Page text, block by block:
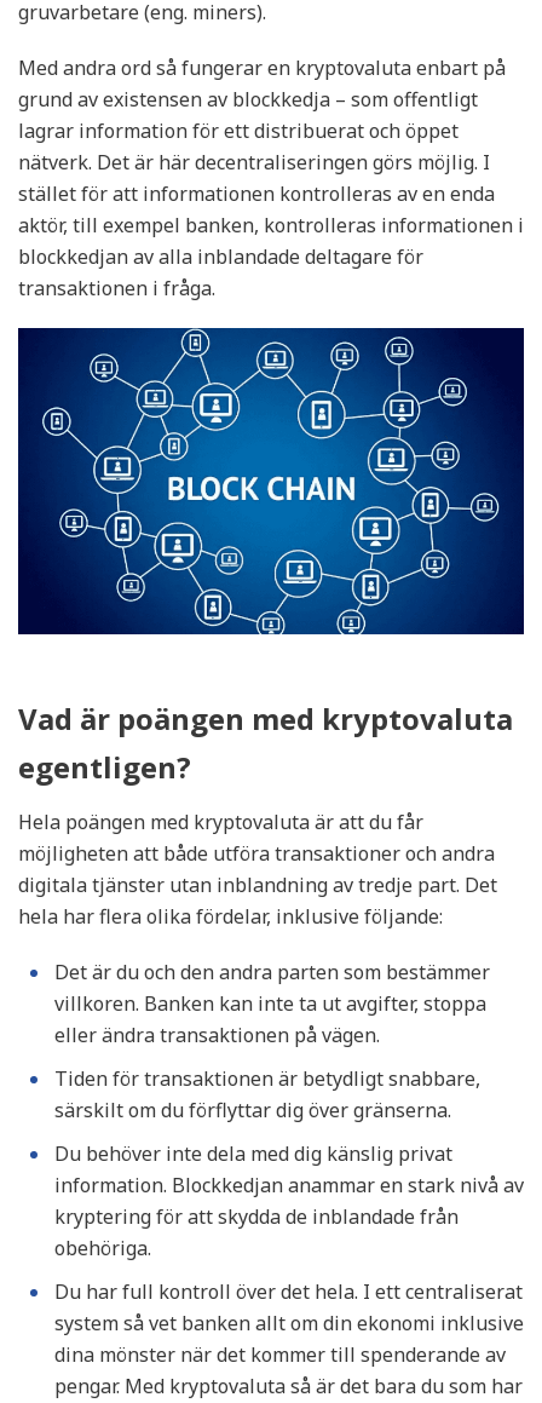
gruvarbetare (eng. miners).
Med andra ord så fungerar en kryptovaluta enbart på
grund av existensen av blockkedja – som offentligt
lagrar information för ett distribuerat och öppet
nätverk. Det är här decentraliseringen görs möjlig. I
stället för att informationen kontrolleras av en enda
aktör, till exempel banken, kontrolleras informationen i
blockkedjan av alla inblandade deltagare för
transaktionen i fråga.
Vad är poängen med kryptovaluta
egentligen?
Hela poängen med kryptovaluta är att du får
möjligheten att både utföra transaktioner och andra
digitala tjänster utan inblandning av tredje part. Det
hela har flera olika fördelar, inklusive följande:
Det är du och den andra parten som bestämmer
villkoren. Banken kan inte ta ut avgifter, stoppa
eller ändra transaktionen på vägen.
Tiden för transaktionen är betydligt snabbare,
särskilt om du förflyttar dig över gränserna.
Du behöver inte dela med dig känslig privat
information. Blockkedjan anammar en stark nivå av
kryptering för att skydda de inblandade från
obehöriga.
Du har full kontroll över det hela. I ett centraliserat
system så vet banken allt om din ekonomi inklusive
dina mönster när det kommer till spenderande av
pengar. Med kryptovaluta så är det bara du som har